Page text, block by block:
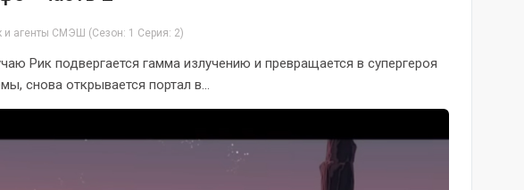
и агенты СМЭШ (Сезон: 1 Серия: 2)
Рик подвергается гамма излучению и превращается в супергероя
снова открывается портал в...